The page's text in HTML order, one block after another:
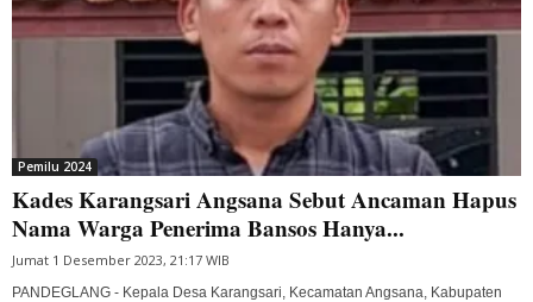
Pemilu 2024
Kades Karangsari Angsana Sebut Ancaman Hapus
Nama Warga Penerima Bansos Hanya...
Jumat 1 Desember 2023, 21:17 WIB
PANDEGLANG - Kepala Desa Karangsari, Kecamatan Angsana, Kabupaten